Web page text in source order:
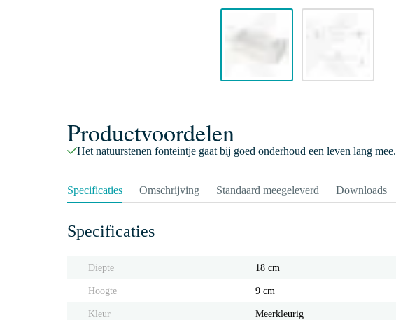
Productvoordelen
Het natuurstenen fonteintje gaat bij goed onderhoud een leven lang mee.
Specificaties Omschrijving Standaard meegeleverd Downloads
Specificaties
Diepte 18 cm
Hoogte 9 cm
Kleur Meerkleurig